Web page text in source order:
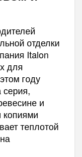
отделки
Italon
для
году
и
теплотой